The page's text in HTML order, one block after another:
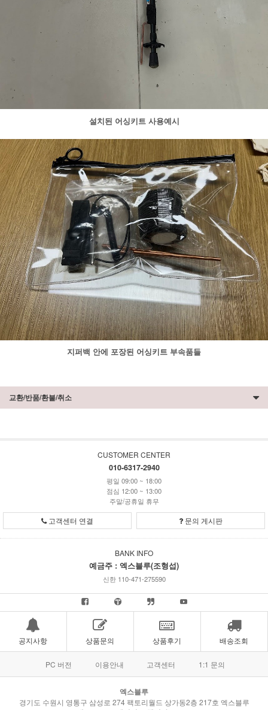
설치된 어싱키트 사용예시
지퍼백 안에 포장된 어싱키트 부속품들
교환/반품/환불/취소
CUSTOMER CENTER
010-6317-2940
평일 09:00 ~ 18:00
점심 12:00 ~ 13:00
주말/공휴일 휴무
고객센터 연결 문의 게시판
BANK INFO
예금주 : 엑스블루(조형섭)
신한 110-471-275590
공지사항 상품문의 상품후기 배송조회
PC 버전 이용안내 고객센터 1:1 문의
엑스블루
경기도 수원시 영통구 삼성로 274 팩토리월드 상가동2층 217호 엑스블루